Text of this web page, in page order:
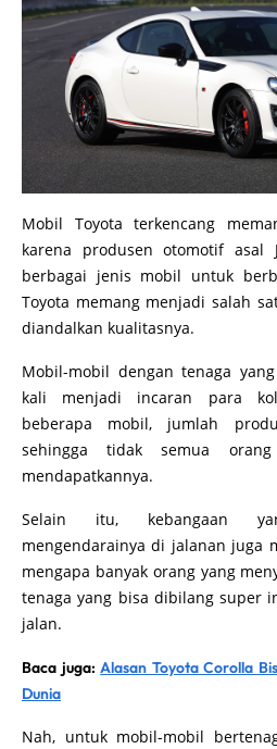
Mobil Toyota terkencang
karena produsen otomotif asal
berbagai jenis mobil untuk
Toyota memang menjadi salah
diandalkan kualitasnya.
Mobil-mobil dengan tenaga
kali menjadi incaran para
beberapa mobil, jumlah
sehingga tidak semua
mendapatkannya.
Selain itu, kebangaan
mengendarainya di jalanan juga
mengapa banyak orang yang
tenaga yang bisa dibilang super
jalan.
Baca juga:Alasan Toyota Corolla
Dunia
Nah, untuk mobil-mobil